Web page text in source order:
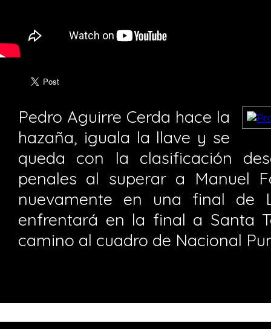
Pedro Aguirre Cerda hace la
hazaña, iguala la llave y se
queda con la clasificación
penales al superar a Manuel
nuevamente en una final de
enfrentará en la final a Santa
camino al cuadro de Nacional